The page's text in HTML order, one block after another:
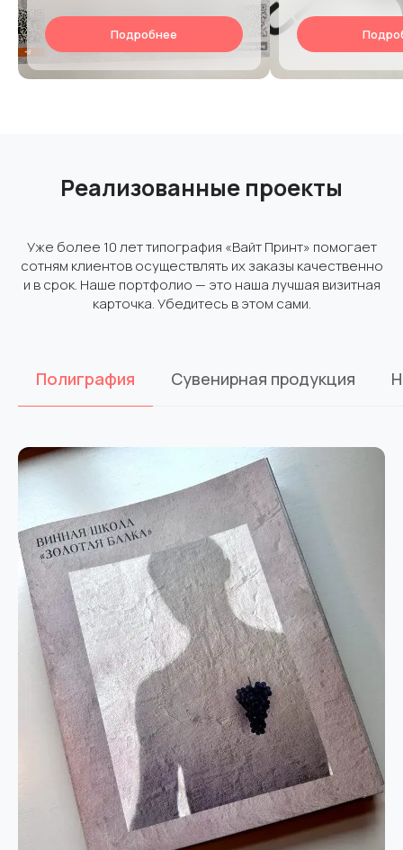
Подробнее
Реализованные проекты
Уже более 10 лет типография «Вайт Принт» помогает
сотням клиентов осуществлять их заказы качественно
и в срок. Наше портфолио — это наша лучшая визитная
карточка. Убедитесь в этом сами.
Полиграфия Сувенирная продукция